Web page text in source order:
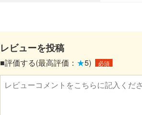
レビューを投稿
■評価する(最高評価： ★5) 必須